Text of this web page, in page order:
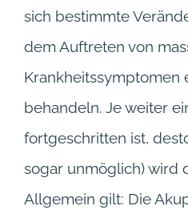
sich bestimmte
dem Auftreten von
Krankheitssymptomen
behandeln. Je weiter
fortgeschritten ist,
sogar unmöglich) wird
Allgemein gilt: Die